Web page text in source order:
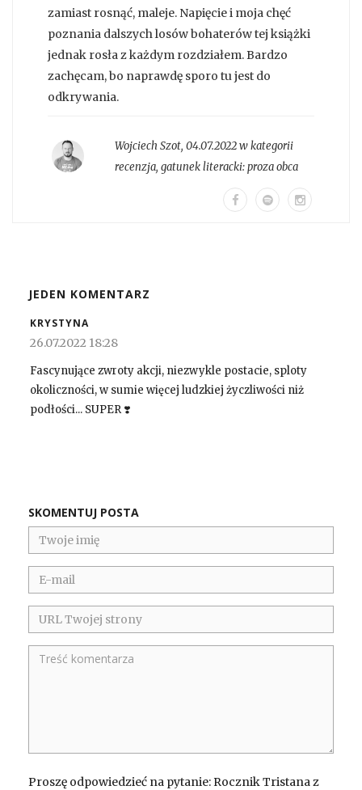
zamiast rosnąć, maleje. Napięcie i moja chęć
poznania dalszych losów bohaterów tej książki
jednak rosła z każdym rozdziałem. Bardzo
zachęcam, bo naprawdę sporo tu jest do
odkrywania.
Wojciech Szot, 04.07.2022 w kategorii
recenzja, gatunek literacki:proza obca
JEDEN KOMENTARZ
KRYSTYNA
26.07.2022 18:28
Fascynujące zwroty akcji, niezwykle postacie, sploty
okoliczności, w sumie więcej ludzkiej życzliwości niż
podłości... SUPER ❣️
SKOMENTUJ POSTA
Proszę odpowiedzieć na pytanie: Rocznik Tristana z